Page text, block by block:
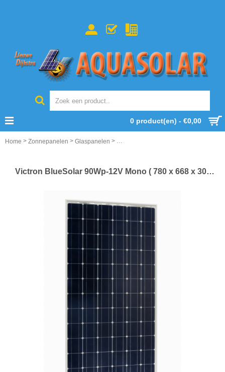
0 product(en) - €0,00
Home > Zonnepanelen > Glaspanelen > Victron BlueSolar 90Wp-12V Mono (
Victron BlueSolar 90Wp-12V Mono ( 780 x 668 x 30 mm)